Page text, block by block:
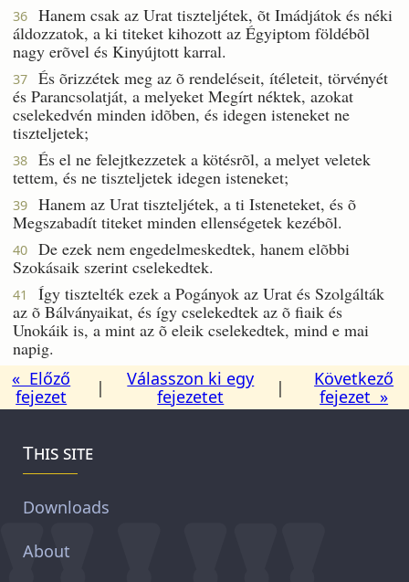
36
Hanem csak az Urat tiszteljétek, õt Imádjátok és néki
áldozzatok, a ki titeket kihozott az Égyiptom földébõl
nagy erõvel és Kinyújtott karral.
37
És õrizzétek meg az õ rendeléseit, ítéleteit, törvényét
és Parancsolatját, a melyeket Megírt néktek, azokat
cselekedvén minden idõben, és idegen isteneket ne
tiszteljetek;
38
És el ne felejtkezzetek a kötésrõl, a melyet veletek
tettem, és ne tiszteljetek idegen isteneket;
39
Hanem az Urat tiszteljétek, a ti Isteneteket, és õ
Megszabadít titeket minden ellenségetek kezébõl.
40
De ezek nem engedelmeskedtek, hanem elõbbi
Szokásaik szerint cselekedtek.
41
Így tisztelték ezek a Pogányok az Urat és Szolgálták
az õ Bálványaikat, és így cselekedtek az õ fiaik és
Unokáik is, a mint az õ eleik cselekedtek, mind e mai
napig.
« Előző
fejezet
|
Válasszon ki egy
fejezetet
|
Következő
fejezet »
This site
Downloads
About